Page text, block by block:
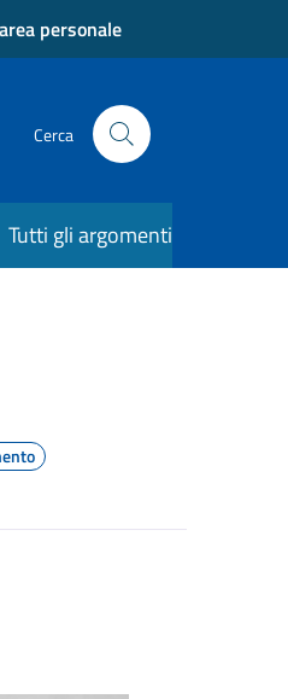
personale
Cerca
Tutti gli argomenti